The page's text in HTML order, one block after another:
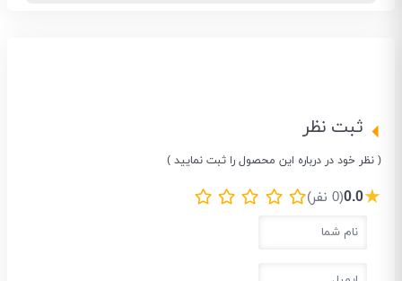
ثبت نظر
( نظر خود در درباره این محصول را ثبت نمایید )
★
0.0(0 نفر)